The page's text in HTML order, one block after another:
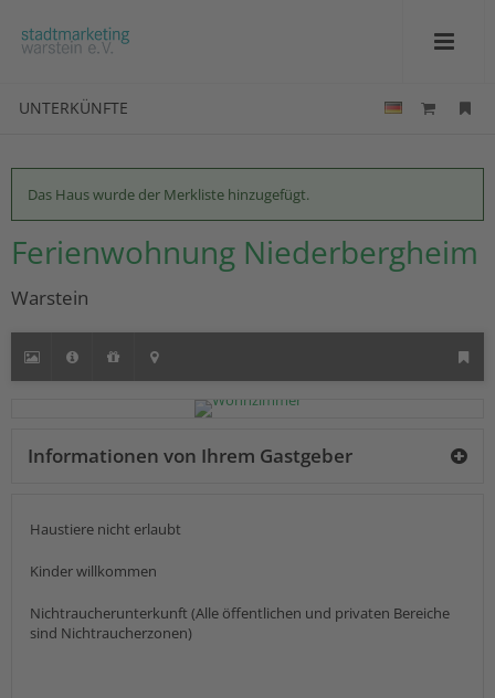
UNTERKÜNFTE
Das Haus wurde der Merkliste hinzugefügt.
Ferienwohnung Niederbergheim
Warstein
Informationen von Ihrem Gastgeber
Haustiere nicht erlaubt
Kinder willkommen
Nichtraucherunterkunft (Alle öffentlichen und privaten Bereiche
sind Nichtraucherzonen)